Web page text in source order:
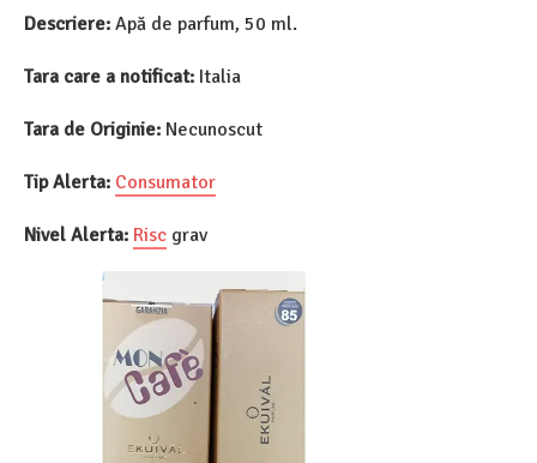
Descriere: Apă de parfum, 50 ml.
Tara care a notificat: Italia
Tara de Originie: Necunoscut
Tip Alerta: Consumator
Nivel Alerta: Risc grav